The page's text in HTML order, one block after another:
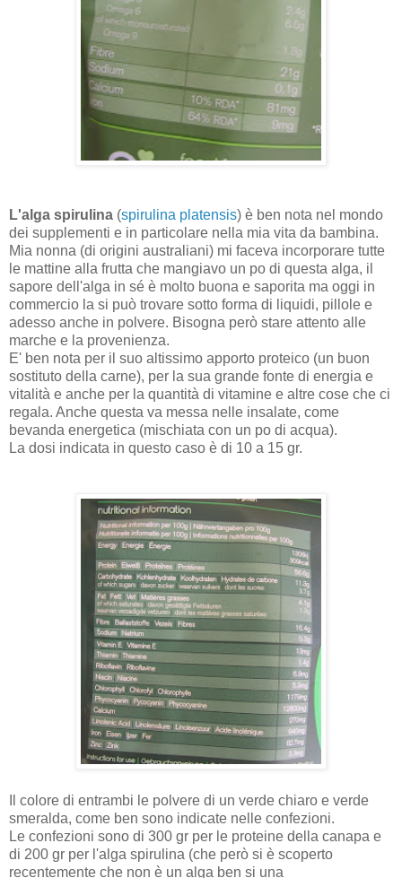
L'alga spirulina (spirulina platensis) è ben nota nel mondo
dei supplementi e in particolare nella mia vita da bambina.
Mia nonna (di origini australiani) mi faceva incorporare tutte
le mattine alla frutta che mangiavo un po di questa alga, il
sapore dell'alga in sé è molto buona e saporita ma oggi in
commercio la si può trovare sotto forma di liquidi, pillole e
adesso anche in polvere. Bisogna però stare attento alle
marche e la provenienza.
E' ben nota per il suo altissimo apporto proteico (un buon
sostituto della carne), per la sua grande fonte di energia e
vitalità e anche per la quantità di vitamine e altre cose che ci
regala. Anche questa va messa nelle insalate, come
bevanda energetica (mischiata con un po di acqua).
La dosi indicata in questo caso è di 10 a 15 gr.
Il colore di entrambi le polvere di un verde chiaro e verde
smeralda, come ben sono indicate nelle confezioni.
Le confezioni sono di 300 gr per le proteine della canapa e
di 200 gr per l'alga spirulina (che però si è scoperto
recentemente che non è un alga ben si una